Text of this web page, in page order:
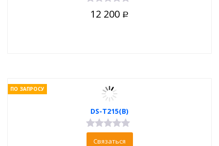
12 200 Р
DS-T215(B)
ПО ЗАПРОСУ
Связаться